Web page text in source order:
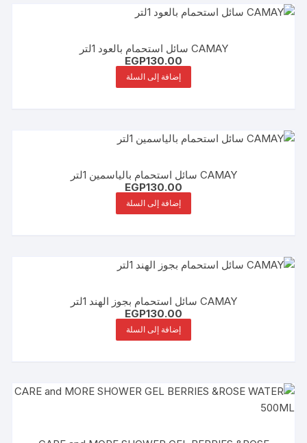
CAMAY سائل استحمام بالعود 1لتر
EGP130.00
إضافة إلى السلة
CAMAY سائل استحمام بالياسمين 1لتر
EGP130.00
إضافة إلى السلة
CAMAY سائل استحمام بجوز الهند 1لتر
EGP130.00
إضافة إلى السلة